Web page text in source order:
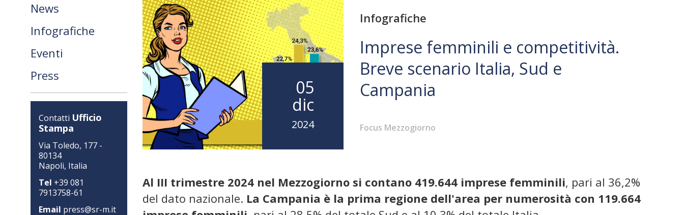
News
Infografiche
Eventi
Press
Contatti Ufficio
Stampa
Via Toledo, 177 -
80134
Napoli, Italia
Tel +39 081
7913758-61
Email press@sr-m.it
05
dic
2024
Infografiche
Imprese femminili e competitività.
Breve scenario Italia, Sud e
Campania
Focus Mezzogiorno
Al III trimestre 2024 nel Mezzogiorno si contano 419.644 imprese femminili, pari al 36,2%
del dato nazionale. La Campania è la prima regione dell'area per numerosità con 119.664